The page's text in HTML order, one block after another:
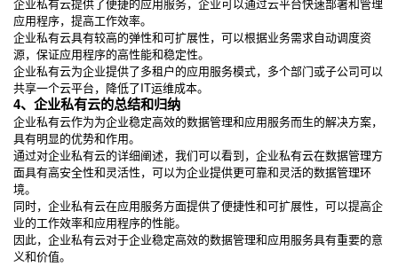
企业私有云提供了便捷的应用服务，企业可以通过云平台快速部署和管理
应用程序，提高工作效率。
企业私有云具有较高的弹性和可扩展性，可以根据业务需求自动调度资
源，保证应用程序的高性能和稳定性。
企业私有云为企业提供了多租户的应用服务模式，多个部门或子公司可以
共享一个云平台，降低了IT运维成本。
4、企业私有云的总结和归纳
企业私有云作为为企业稳定高效的数据管理和应用服务而生的解决方案，
具有明显的优势和作用。
通过对企业私有云的详细阐述，我们可以看到，企业私有云在数据管理方
面具有高安全性和灵活性，可以为企业提供更可靠和灵活的数据管理环
境。
同时，企业私有云在应用服务方面提供了便捷性和可扩展性，可以提高企
业的工作效率和应用程序的性能。
因此，企业私有云对于企业稳定高效的数据管理和应用服务具有重要的意
义和价值。